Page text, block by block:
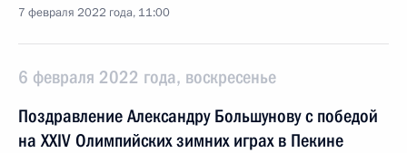
7 февраля 2022 года, 11:00
6 февраля 2022 года, воскресенье
Поздравление Александру Большунову с победой
на XXIV Олимпийских зимних играх в Пекине